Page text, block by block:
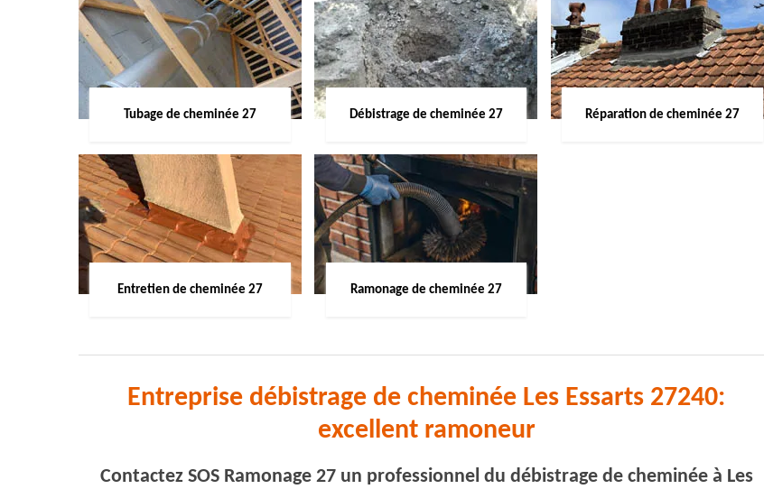
Tubage de cheminée 27 Débistrage de cheminée 27 Réparation de cheminée 27
Entretien de cheminée 27 Ramonage de cheminée 27
Entreprise débistrage de cheminée Les Essarts 27240:
excellent ramoneur
Contactez SOS Ramonage 27 un professionnel du débistrage de cheminée à Les